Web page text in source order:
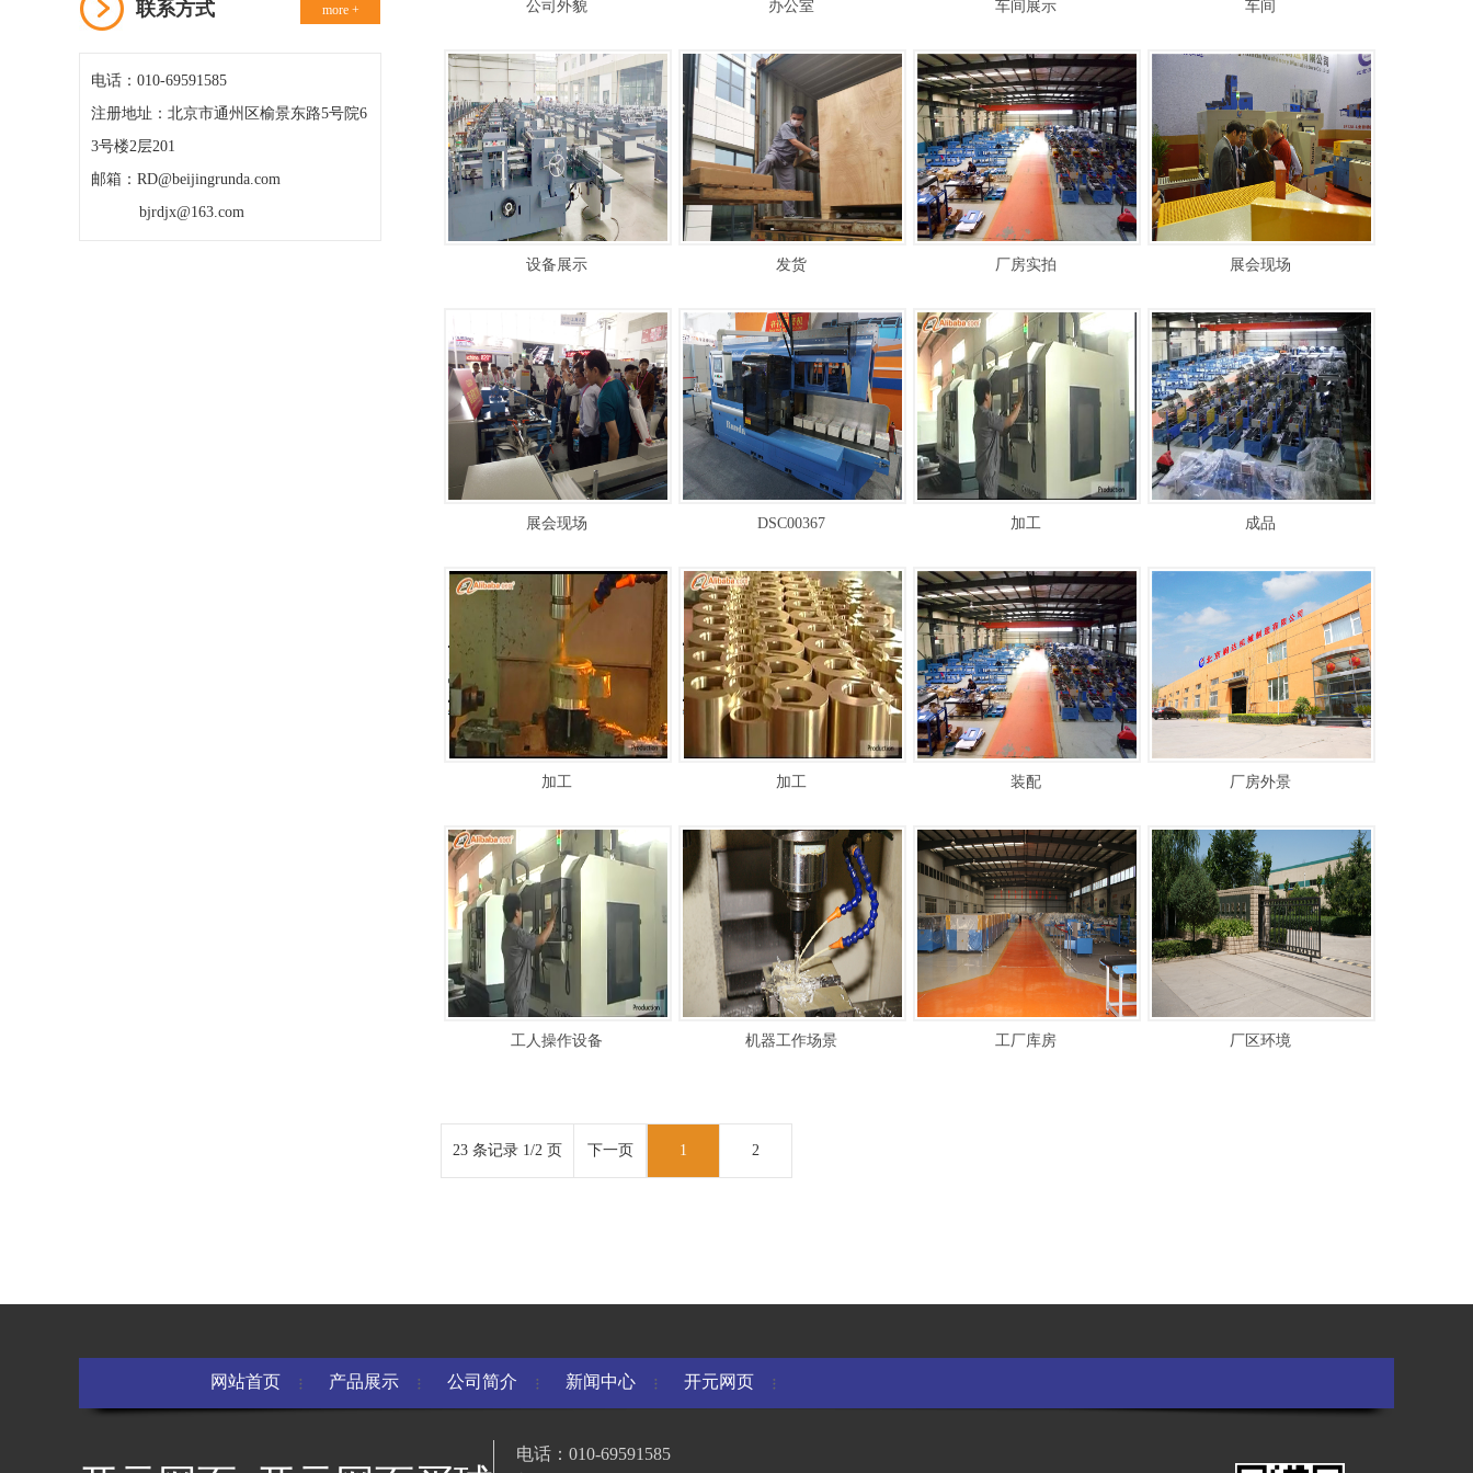
联系方式 more +
电话：010-69591585
注册地址：北京市通州区榆景东路5号院6
3号楼2层201
邮箱：RD@beijingrunda.com
bjrdjx@163.com
公司外貌 办公室 车间展示 车间
设备展示 发货 厂房实拍 展会现场
展会现场 DSC00367 加工 成品
加工 加工 装配 厂房外景
工人操作设备 机器工作场景 工厂库房 厂区环境
23 条记录 1/2 页 下一页 1 2
网站首页 产品展示 公司简介 新闻中心 开元网页
电话：010-69591585